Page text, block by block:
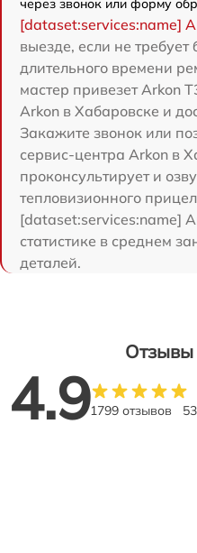
через звонок или форму
[dataset:services:name]
выезде, если не
длительного времени
мастер привезет Arkon
Arkon в Хабаровске и
Закажите звонок или
сервис-центра Arkon в
проконсультирует и
тепловизионного
[dataset:services:name]
статистике в среднем
деталей.
Отзывы
4.91799 отзывов